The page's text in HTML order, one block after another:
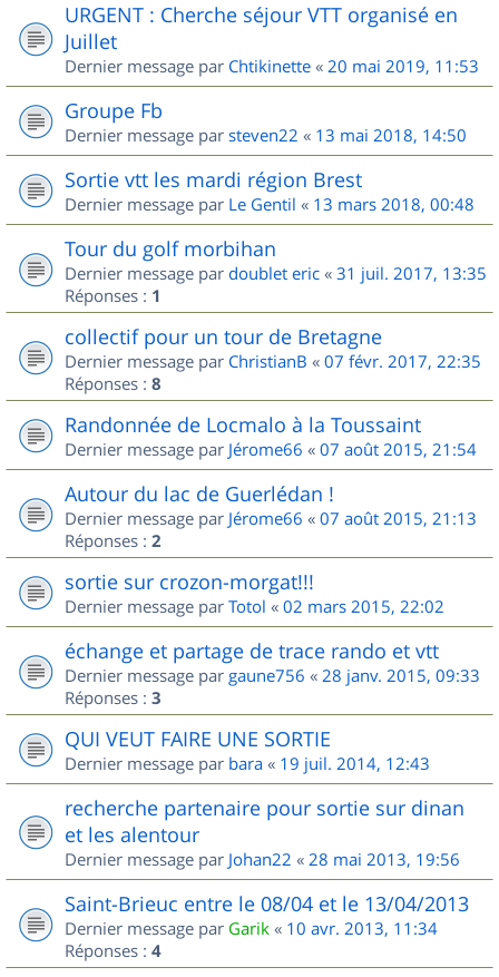
URGENT : Cherche séjour VTT organisé en
Juillet
Dernier message par Chtikinette « 20 mai 2019, 11:53
Groupe Fb
Dernier message par steven22 « 13 mai 2018, 14:50
Sortie vtt les mardi région Brest
Dernier message par Le Gentil « 13 mars 2018, 00:48
Tour du golf morbihan
Dernier message par doublet eric « 31 juil. 2017, 13:35
Réponses : 1
collectif pour un tour de Bretagne
Dernier message par ChristianB « 07 févr. 2017, 22:35
Réponses : 8
Randonnée de Locmalo à la Toussaint
Dernier message par Jérome66 « 07 août 2015, 21:54
Autour du lac de Guerlédan !
Dernier message par Jérome66 « 07 août 2015, 21:13
Réponses : 2
sortie sur crozon-morgat!!!
Dernier message par Totol « 02 mars 2015, 22:02
échange et partage de trace rando et vtt
Dernier message par gaune756 « 28 janv. 2015, 09:33
Réponses : 3
QUI VEUT FAIRE UNE SORTIE
Dernier message par bara « 19 juil. 2014, 12:43
recherche partenaire pour sortie sur dinan
et les alentour
Dernier message par Johan22 « 28 mai 2013, 19:56
Saint-Brieuc entre le 08/04 et le 13/04/2013
Dernier message par Garik « 10 avr. 2013, 11:34
Réponses : 4